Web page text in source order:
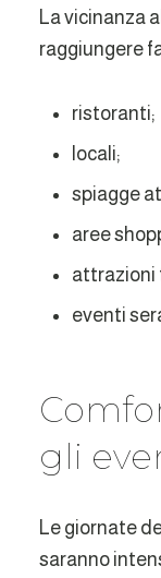
La vicinanza
raggiungere
ristoranti;
locali;
spiagge
aree
attrazioni
eventi
gli
Le giornate
saranno